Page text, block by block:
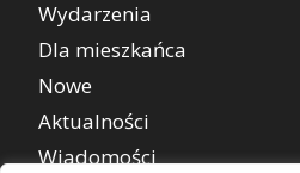
Wydarzenia
Dla mieszkańca
Nowe
Aktualności
Wiadomości